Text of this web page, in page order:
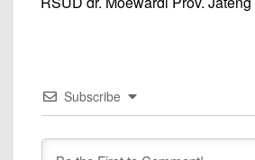
Subscribe